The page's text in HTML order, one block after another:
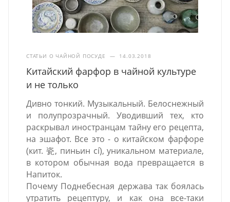
СТАТЬИ О ЧАЙНОЙ ПОСУДЕ — 14.03.2018
Китайский фарфор в чайной культуре
и не только
Дивно тонкий. Музыкальный. Белоснежный
и полупрозрачный. Уводивший тех, кто
раскрывал иностранцам тайну его рецепта,
на эшафот. Все это - о китайском фарфоре
(кит. 瓷, пиньин cí), уникальном материале,
в котором обычная вода превращается в
Напиток.
Почему Поднебесная держава так боялась
утратить рецептуру, и как она все-таки